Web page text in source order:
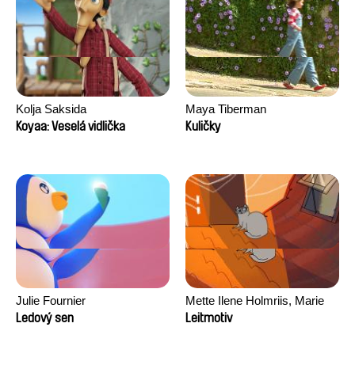
Kolja Saksida
Koyaa: Veselá vidlička
Maya Tiberman
Kuličky
Julie Fournier
Ledový sen
Mette Ilene Holmriis, Marie
Jørgensen, Jeanette
Leitmotiv